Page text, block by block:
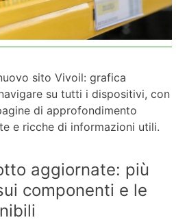
sito Vivoil: grafica
su tutti i dispositivi, con
di approfondimento
e ricche di informazioni utili.
aggiornate: più
componenti e le